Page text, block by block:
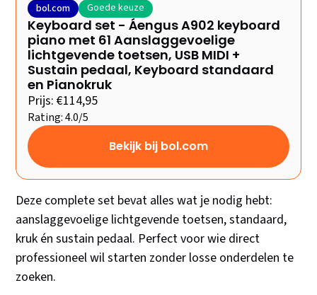
bol.com Goede keuze
Keyboard set - Áengus A902 keyboard
piano met 61 Aanslaggevoelige
lichtgevende toetsen, USB MIDI +
Sustain pedaal, Keyboard standaard
en Pianokruk
Prijs: €114,95
Rating: 4.0/5
Bekijk bij bol.com
Deze complete set bevat alles wat je nodig hebt:
aanslaggevoelige lichtgevende toetsen, standaard,
kruk én sustain pedaal. Perfect voor wie direct
professioneel wil starten zonder losse onderdelen te
zoeken.